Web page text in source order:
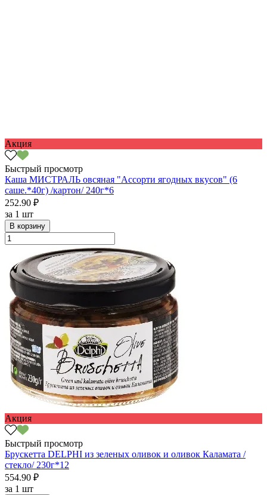
Акция
Быстрый просмотр
Каша МИСТРАЛЬ овсяная "Ассорти ягодных вкусов" (6
саше.*40г) /картон/ 240г*6
252.90 ₽
за 1 шт
В корзину
Акция
Быстрый просмотр
Брускетта DELPHI из зеленых оливок и оливок Каламата /
стекло/ 230г*12
554.90 ₽
за 1 шт